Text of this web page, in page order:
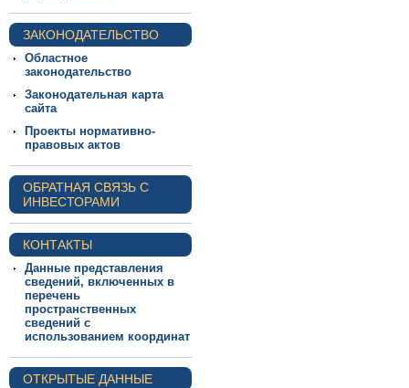
ЗАКОНОДАТЕЛЬСТВО
Областное
законодательство
Законодательная карта
сайта
Проекты нормативно-
правовых актов
ОБРАТНАЯ СВЯЗЬ С
ИНВЕСТОРАМИ
КОНТАКТЫ
Данные представления
сведений, включенных в
перечень
пространственных
сведений с
использованием координат
ОТКРЫТЫЕ ДАННЫЕ